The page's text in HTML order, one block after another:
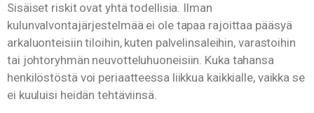
Sisäiset riskit ovat yhtä todellisia. Ilman
kulunvalvontajärjestelmää ei ole tapaa rajoittaa pääsyä
arkaluonteisiin tiloihin, kuten palvelinsaleihin, varastoihin
tai johtoryhmän neuvotteluhuoneisiin. Kuka tahansa
henkilöstöstä voi periaatteessa liikkua kaikkialle, vaikka se
ei kuuluisi heidän tehtäviinsä.